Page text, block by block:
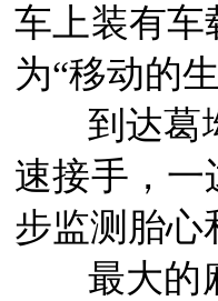
车上装有车
为“移动的生
到达葛
速接手，一
步监测胎心
最大的